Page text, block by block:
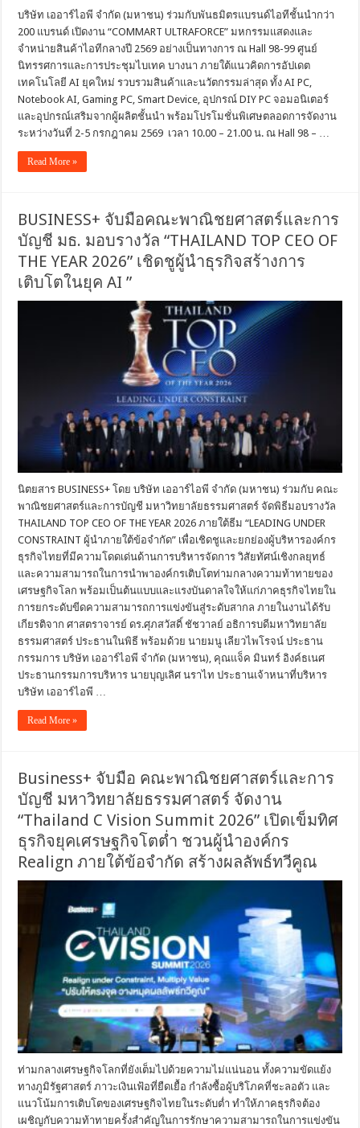
บริษัท เออาร์ไอพี จำกัด (มหาชน) ร่วมกับพันธมิตรแบรนด์ไอทีชั้นนำกว่า
200 แบรนด์ เปิดงาน “COMMART ULTRAFORCE” มหกรรมแสดงและ
จำหน่ายสินค้าไอทีกลางปี 2569 อย่างเป็นทางการ ณ Hall 98-99 ศูนย์
นิทรรศการและการประชุมไบเทค บางนา ภายใต้แนวคิดการอัปเดต
เทคโนโลยี AI ยุคใหม่ รวบรวมสินค้าและนวัตกรรมล่าสุด ทั้ง AI PC,
Notebook AI, Gaming PC, Smart Device, อุปกรณ์ DIY PC จอมอนิเตอร์
และอุปกรณ์เสริมจากผู้ผลิตชั้นนำ พร้อมโปรโมชั่นพิเศษตลอดการจัดงาน
ระหว่างวันที่ 2-5 กรกฎาคม 2569 เวลา 10.00 – 21.00 น. ณ Hall 98 – …
Read More »
BUSINESS+ จับมือคณะพาณิชยศาสตร์และการ
บัญชี มธ. มอบรางวัล “THAILAND TOP CEO OF
THE YEAR 2026” เชิดชูผู้นำธุรกิจสร้างการ
เติบโตในยุค AI ”
นิตยสาร BUSINESS+ โดย บริษัท เออาร์ไอพี จำกัด (มหาชน) ร่วมกับ คณะ
พาณิชยศาสตร์และการบัญชี มหาวิทยาลัยธรรมศาสตร์ จัดพิธีมอบรางวัล
THAILAND TOP CEO OF THE YEAR 2026 ภายใต้ธีม “LEADING UNDER
CONSTRAINT ผู้นำภายใต้ข้อจำกัด” เพื่อเชิดชูและยกย่องผู้บริหารองค์กร
ธุรกิจไทยที่มีความโดดเด่นด้านการบริหารจัดการ วิสัยทัศน์เชิงกลยุทธ์
และความสามารถในการนำพาองค์กรเติบโตท่ามกลางความท้าทายของ
เศรษฐกิจโลก พร้อมเป็นต้นแบบและแรงบันดาลใจให้แก่ภาคธุรกิจไทยใน
การยกระดับขีดความสามารถการแข่งขันสู่ระดับสากล ภายในงานได้รับ
เกียรติจาก ศาสตราจารย์ ดร.ศุภสวัสดิ์ ชัชวาลย์ อธิการบดีมหาวิทยาลัย
ธรรมศาสตร์ ประธานในพิธี พร้อมด้วย นายมนู เลียวไพโรจน์ ประธาน
กรรมการ บริษัท เออาร์ไอพี จำกัด (มหาชน), คุณแจ็ค มินทร์ อิงค์ธเนศ
ประธานกรรมการบริหาร นายบุญเลิศ นราไท ประธานเจ้าหนาที่บริหาร
บริษัท เออาร์ไอพี …
Read More »
Business+ จับมือ คณะพาณิชยศาสตร์และการ
บัญชี มหาวิทยาลัยธรรมศาสตร์ จัดงาน
“Thailand C Vision Summit 2026” เปิดเข็มทิศ
ธุรกิจยุคเศรษฐกิจโตต่ำ ชวนผู้นำองค์กร
Realign ภายใต้ข้อจำกัด สร้างผลลัพธ์ทวีคูณ
ท่ามกลางเศรษฐกิจโลกที่ยังเต็มไปด้วยความไม่แน่นอน ทั้งความขัดแย้ง
ทางภูมิรัฐศาสตร์ ภาวะเงินเฟ้อที่ยืดเยื้อ กำลังซื้อผู้บริโภคที่ชะลอตัว และ
แนวโน้มการเติบโตของเศรษฐกิจไทยในระดับต่ำ ทำให้ภาคธุรกิจต้อง
เผชิญกับความท้าทายครั้งสำคัญในการรักษาความสามารถในการแข่งขัน